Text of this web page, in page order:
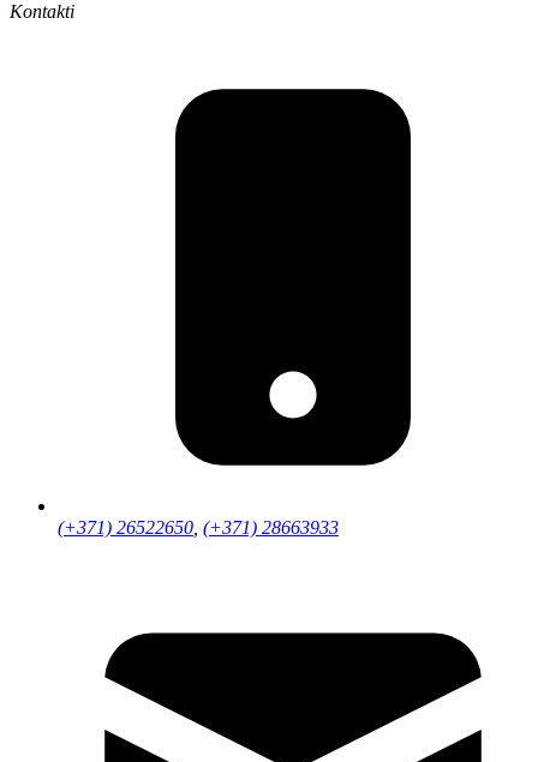
Kontakti
(+371) 26522650, (+371) 28663933